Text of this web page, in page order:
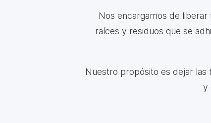
Nos encargamos de
raíces y residuos que se
Nuestro propósito es dejar las
y